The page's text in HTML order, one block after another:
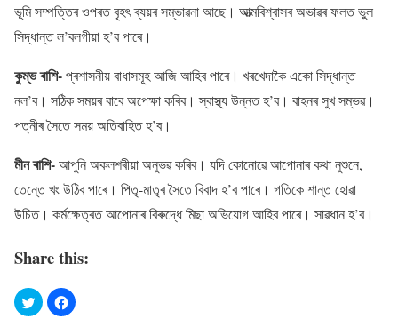
ভূমি সম্পত্তিৰ ওপৰত বৃহৎ ব্যয়ৰ সম্ভাৱনা আছে। আত্মবিশ্বাসৰ অভাৱৰ ফলত ভুল
সিদ্ধান্ত ল’বলগীয়া হ’ব পাৰে।
কুম্ভ ৰাশি-প্ৰশাসনীয় বাধাসমূহ আজি আহিব পাৰে। খৰখেদাকৈ একো সিদ্ধান্ত
নল’ব। সঠিক সময়ৰ বাবে অপেক্ষা কৰিব। স্বাস্থ্য উন্নত হ’ব। বাহনৰ সুখ সম্ভৱ।
পত্নীৰ সৈতে সময় অতিবাহিত হ’ব।
মীন ৰাশি-আপুনি অকলশৰীয়া অনুভৱ কৰিব। যদি কোনোৱে আপোনাৰ কথা নুশুনে,
তেন্তে খং উঠিব পাৰে। পিতৃ-মাতৃৰ সৈতে বিবাদ হ’ব পাৰে। গতিকে শান্ত হোৱা
উচিত। কৰ্মক্ষেত্ৰত আপোনাৰ বিৰুদ্ধে মিছা অভিযোগ আহিব পাৰে। সাৱধান হ’ব।
Share this: